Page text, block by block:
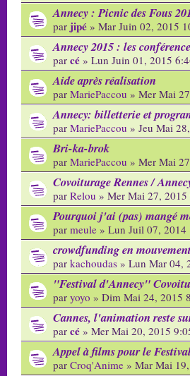
Annecy : Picnic des Fous
par jipé » Mar Juin 02, 2015
Annecy 2015 : les
par cé » Lun Juin 01, 2015
Aide après réalisation
par MariePaccou » Mer Mai
Annecy: billetterie et
par MariePaccou » Jeu Mai
Bri-ka-brok
par MariePaccou » Mer Mai
Covoiturage Rennes /
par Relou » Mer Mai 27,
Pourquoi j'ai (pas) mangé
par meule » Lun Juil 07, 2014
crowdfunding en
par kachoudas » Lun Mar 04,
"Festival d'Annecy"
par yoyo » Dim Mai 24, 2015
Cannes, l'animation reste
par cé » Mer Mai 20, 2015
Appel à films pour le
par Croq'Anime » Mar Mai